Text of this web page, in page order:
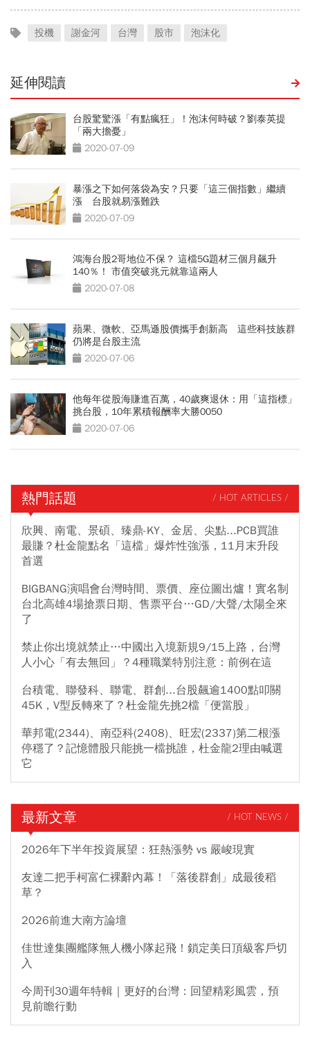
投機 謝金河 台灣 股市 泡沫化
延伸閱讀
台股驚驚漲「有點瘋狂」！泡沫何時破？劉泰英提
「兩大擔憂」
2020-07-09
暴漲之下如何落袋為安？只要「這三個指數」繼續
漲 台股就易漲難跌
2020-07-09
鴻海台股2哥地位不保？ 這檔5G題材三個月飆升
140％！ 市值突破兆元就靠這兩人
2020-07-08
蘋果、微軟、亞馬遜股價攜手創新高 這些科技族群
仍將是台股主流
2020-07-06
他每年從股海賺進百萬，40歲爽退休：用「這指標」
挑台股，10年累積報酬率大勝0050
2020-07-06
熱門話題 / HOT ARTICLES /
欣興、南電、景碩、臻鼎-KY、金居、尖點...PCB買誰
最賺？杜金龍點名「這檔」爆炸性強漲，11月末升段
首選
BIGBANG演唱會台灣時間、票價、座位圖出爐！實名制
台北高雄4場搶票日期、售票平台…GD/大聲/太陽全來
了
禁止你出境就禁止…中國出入境新規9/15上路，台灣
人小心「有去無回」？4種職業特別注意：前例在這
台積電、聯發科、聯電、群創...台股飆逾1400點叩關
45K，V型反轉來了？杜金龍先挑2檔「便當股」
華邦電(2344)、南亞科(2408)、旺宏(2337)第二根漲
停穩了？記憶體股只能挑一檔挑誰，杜金龍2理由喊選
它
最新文章 / HOT NEWS /
2026年下半年投資展望：狂熱漲勢 vs 嚴峻現實
友達二把手柯富仁裸辭內幕！「落後群創」成最後稻
草？
2026前進大南方論壇
佳世達集團艦隊無人機小隊起飛！鎖定美日頂級客戶切
入
今周刊30週年特輯｜更好的台灣：回望精彩風雲，預
見前瞻行動